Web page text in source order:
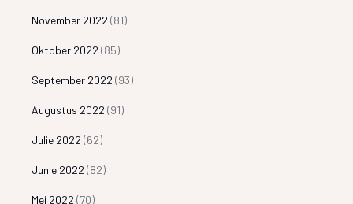
November 2022 (81)
Oktober 2022 (85)
September 2022 (93)
Augustus 2022 (91)
Julie 2022 (62)
Junie 2022 (82)
Mei 2022 (70)